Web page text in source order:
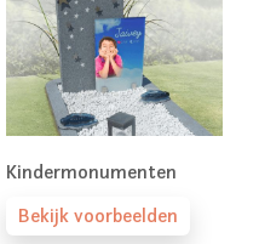
Kindermonumenten
Bekijk voorbeelden